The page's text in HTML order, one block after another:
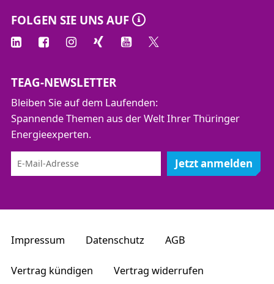
FOLGEN SIE UNS AUF
TEAG-NEWSLETTER
Bleiben Sie auf dem Laufenden:
Spannende Themen aus der Welt Ihrer Thüringer
Energieexperten.
Jetzt anmelden
Impressum Datenschutz AGB
Vertrag kündigen Vertrag widerrufen